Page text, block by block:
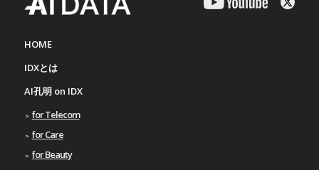
HOME
IDXとは
AI孔明 on IDX
for Telecom
for Care
for Beauty